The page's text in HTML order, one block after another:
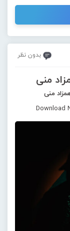
بدون نظر
منی
منی
Download